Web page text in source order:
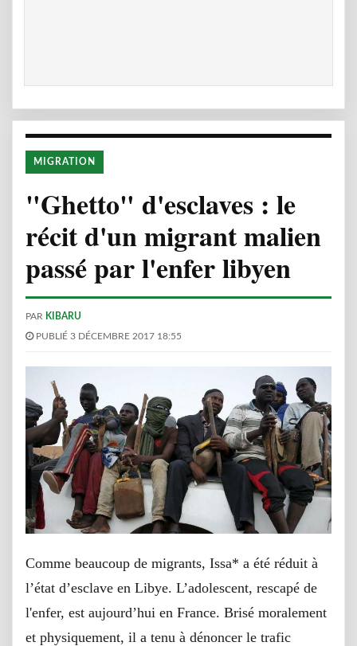
MIGRATION
"Ghetto" d'esclaves : le
récit d'un migrant malien
passé par l'enfer libyen
PAR KIBARU
PUBLIÉ 3 DÉCEMBRE 2017 18:55
Comme beaucoup de migrants, Issa* a été réduit à
l’état d’esclave en Libye. L’adolescent, rescapé de
l'enfer, est aujourd’hui en France. Brisé moralement
et physiquement, il a tenu à dénoncer le trafic